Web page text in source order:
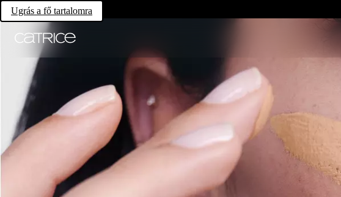
Ugrás a fő tartalomra